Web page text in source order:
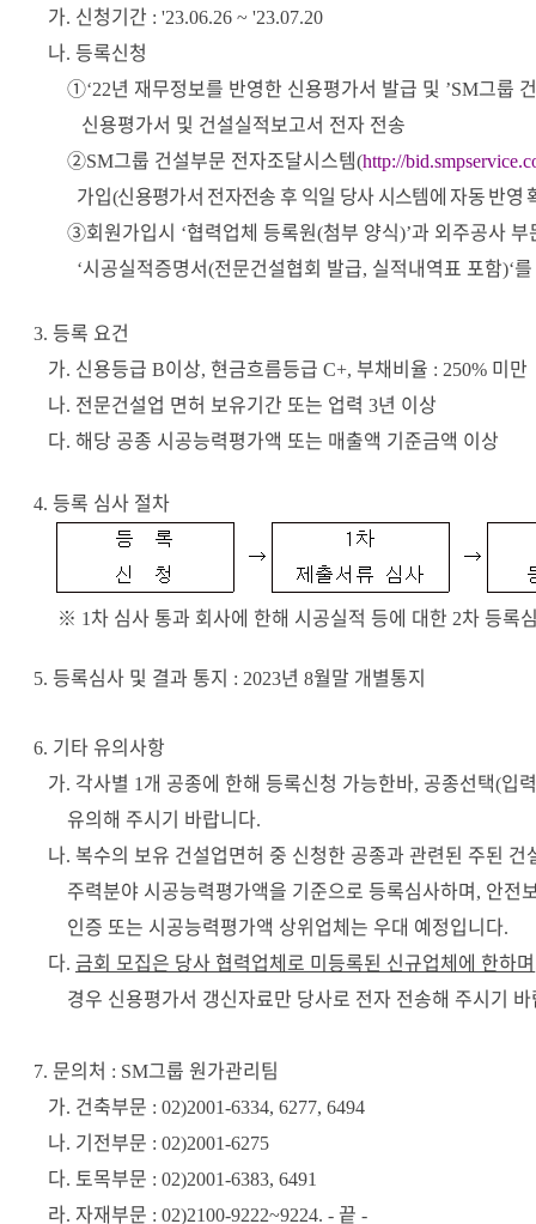
가. 신청기간 : '23.06.26 ~ '23.07.20
나. 등록신청
①‘22년 재무정보를 반영한 신용평가서 발급 및 ’SM그룹
신용평가서 및 건설실적보고서 전자 전송
②SM그룹 건설부문 전자조달시스템(http://
가입(신용평가서 전자전송 후 익일 당사 시스템에 자동 반영
③회원가입시 ‘협력업체 등록원(첨부 양식)’과 외주공사
‘시공실적증명서(전문건설협회 발급, 실적내역표 포함)‘
3. 등록 요건
가. 신용등급 B이상, 현금흐름등급 C+, 부채비율 : 250% 미만
나. 전문건설업 면허 보유기간 또는 업력 3년 이상
다. 해당 공종 시공능력평가액 또는 매출액 기준금액 이상
4. 등록 심사 절차
※ 1 차 심사 통과 회사에 한해 시공실적 등에 대한 2차 등록
5. 등록심사 및 결과 통지 : 2023년 8월말 개별통지
6. 기타 유의사항
가. 각사별 1 개 공종에 한해 등록신청 가능한바, 공종선택(입력
유의해 주시기 바랍니다.
나. 복수의 보유 건설업면허 중 신청한 공종과 관련된 주된 건
주력분야 시공능력평가액을 기준으로 등록심사하며, 안전
인증 또는 시공능력평가액 상위업체는 우대 예정입니다.
다. 금회 모집은 당사 협력업체로 미등록된 신규업체에 한하며
경우 신용평가서 갱신자료만 당사로 전자 전송해 주시기 바
7. 문의처 : SM그룹 원가관리팀
가. 건축부문 : 02)2001-6334, 6277, 6494
나. 기전부문 : 02)2001-6275
다. 토목부문 : 02)2001-6383, 6491
라. 자재부문 : 02)2100-9222~9224. - 끝 -